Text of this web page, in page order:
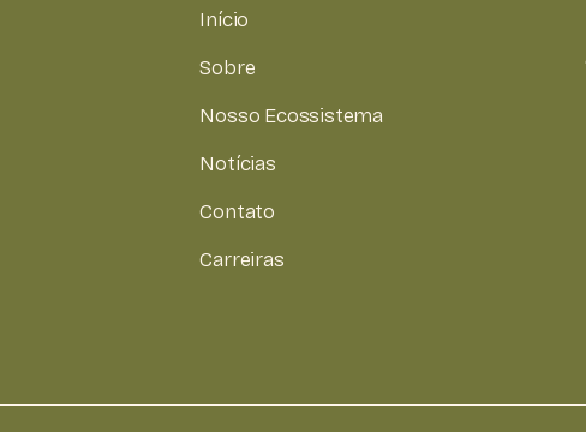
Início
Sobre
Nosso Ecossistema
Notícias
Contato
Carreiras